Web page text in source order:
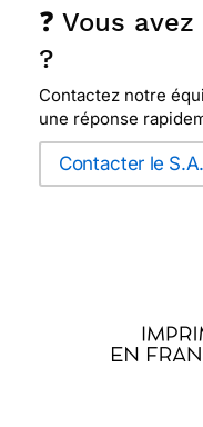
❓ Vous
?
Contactez notre
une réponse
Contacter le